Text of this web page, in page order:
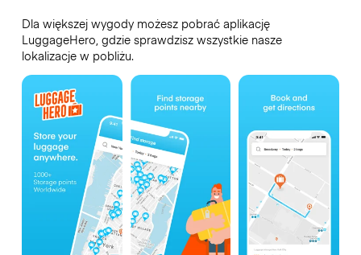
Dla większej wygody możesz pobrać aplikację
LuggageHero, gdzie sprawdzisz wszystkie nasze
lokalizacje w pobliżu.